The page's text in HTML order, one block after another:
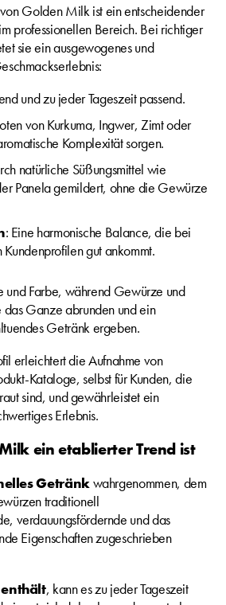
Golden Milk ist ein entscheidender
professionellen Bereich. Bei richtiger
sie ein ausgewogenes und
und zu jeder Tageszeit passend.
von Kurkuma, Ingwer, Zimt oder
Komplexität sorgen.
natürliche Süßungsmittel wie
Panela gemildert, ohne die Gewürze
: Eine harmonische Balance, die bei
Kundenprofilen gut ankommt.
und Farbe, während Gewürze und
Ganze abrunden und ein
Getränk ergeben.
erleichtert die Aufnahme von
Kataloge, selbst für Kunden, die
sind, und gewährleistet ein
Erlebnis.
ein etablierter Trend ist
Getränkwahrgenommen, dem
traditionell
verdauungsfördernde und das
Eigenschaften zugeschrieben
, kann es zu jeder Tageszeit